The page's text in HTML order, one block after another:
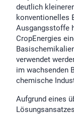
deutlich
konventionelles
Ausgangsstoffe
CropEnergies
verwendet
im wachsenden
chemische
Aufgrund eines